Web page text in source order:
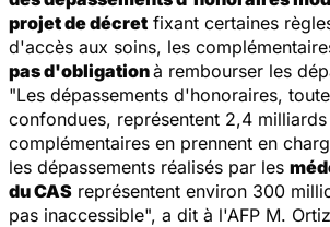
projet de décret fixant certaines
d'accès aux soins, les
pas d'obligationà rembourser les
"Les dépassements d'honoraires,
confondues, représentent 2,4
complémentaires en prennent en
les dépassements réalisés par les
du CAS représentent environ 300
pas inaccessible", a dit à l'AFP M.